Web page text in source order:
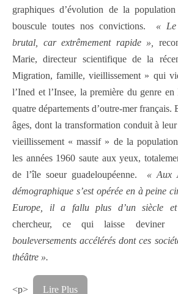
graphiques d’évolution de la
bouscule toutes nos convictions. « Le
brutal, car extrêmement rapide »,
Marie, directeur scientifique de la
Migration, famille, vieillissement » qui
l’Ined et l’Insee, la première du genre
quatre départements d’outre-mer français.
âges, dont la transformation conduit à
vieillissement « massif » de la
les années 1960 saute aux yeux,
de l’île soeur guadeloupéenne. « Aux
démographique s’est opérée en à peine
Europe, il a fallu plus d’un siècle et
chercheur, ce qui laisse
bouleversements accélérés dont ces
théâtre ».
<p> Lire Plus